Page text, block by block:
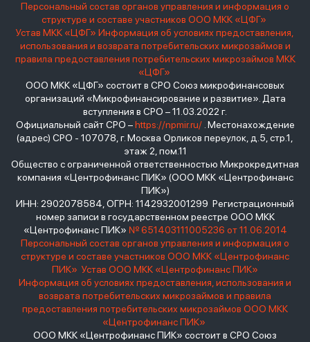
Персональный состав органов управления и информация о
структуре и составе участников ООО МКК «ЦФГ»
Устав МКК «ЦФГ» Информация об условиях предоставления,
использования и возврата потребительских микрозаймов и
правила предоставления потребительских микрозаймов МКК
«ЦФГ»
ООО МКК «ЦФГ» состоит в СРО Союз микрофинансовых
организаций «Микрофинансирование и развитие». Дата
вступления в СРО – 11.03.2022 г.
Официальный сайт СРО –https://npmir.ru/. Местонахождение
(адрес) СРО - 107078, г. Москва Орликов переулок, д.5, стр.1,
этаж 2, пом.11
Общество с ограниченной ответственностью Микрокредитная
компания «Центрофинанс ПИК» (ООО МКК «Центрофинанс
ПИК»)
ИНН: 2902078584, ОГРН: 1142932001299 Регистрационный
номер записи в государственном реестре ООО МКК
«Центрофинанс ПИК» № 651403111005236 от 11.06.2014
Персональный состав органов управления и информация о
структуре и составе участников ООО МКК «Центрофинанс
ПИК» Устав ООО МКК «Центрофинанс ПИК»
Информация об условиях предоставления, использования и
возврата потребительских микрозаймов и правила
предоставления потребительских микрозаймов ООО МКК
«Центрофинанс ПИК»
ООО МКК «Центрофинанс ПИК» состоит в СРО Союз